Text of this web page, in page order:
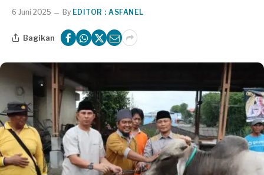
6 Juni 2025 By EDITOR : ASFANEL
Bagikan